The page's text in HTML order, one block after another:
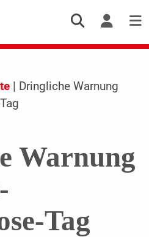
| Dringliche Warnung
Warnung
Tag